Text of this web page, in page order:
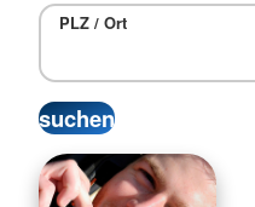
PLZ / Ort